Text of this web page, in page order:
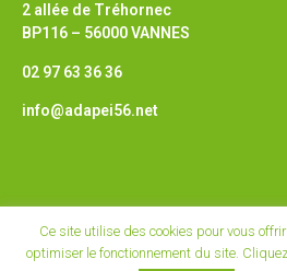
2 allée de Tréhornec
BP116 – 56000 VANNES
02 97 63 36 36
info@adapei56.net
© Tous droits
Ce site utilise des cookies pour vous
optimiser le fonctionnement du site.